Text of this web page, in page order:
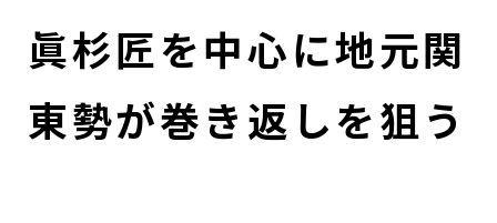
眞杉匠を中心に地元関
東勢が巻き返しを狙う